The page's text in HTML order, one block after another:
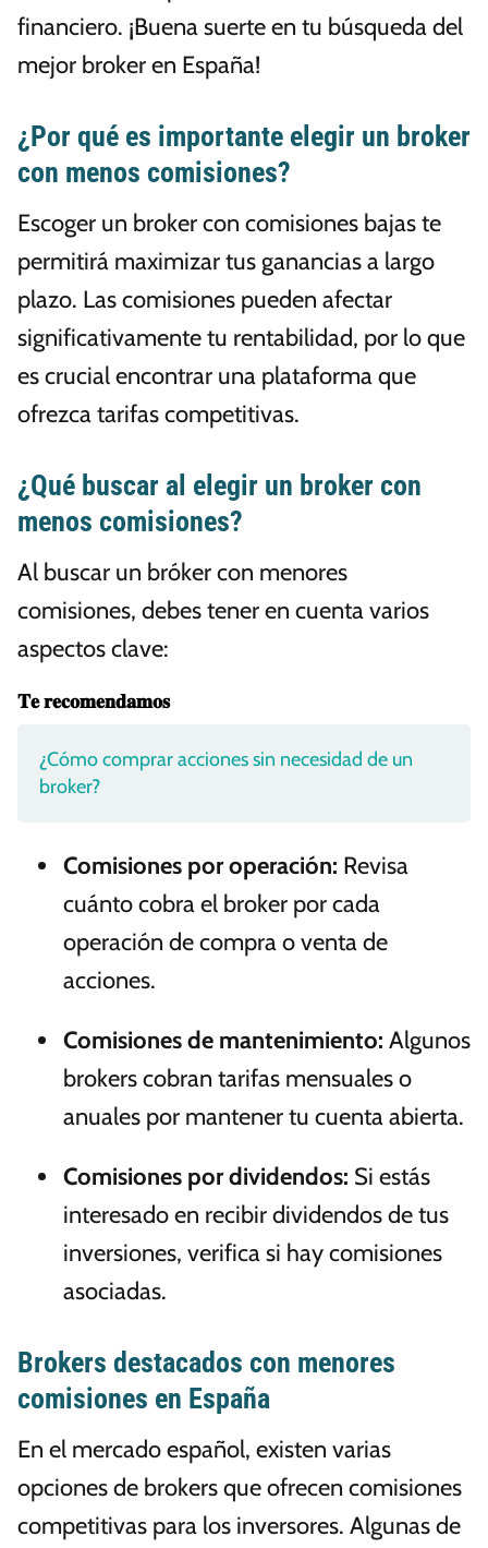
financiero. ¡Buena suerte en tu búsqueda del
mejor broker en España!
¿Por qué es importante elegir un broker
con menos comisiones?
Escoger un broker con comisiones bajas te
permitirá maximizar tus ganancias a largo
plazo. Las comisiones pueden afectar
significativamente tu rentabilidad, por lo que
es crucial encontrar una plataforma que
ofrezca tarifas competitivas.
¿Qué buscar al elegir un broker con
menos comisiones?
Al buscar un bróker con menores
comisiones, debes tener en cuenta varios
aspectos clave:
𝐓𝐞 𝐫𝐞𝐜𝐨𝐦𝐞𝐧𝐝𝐚𝐦𝐨𝐬
¿Cómo comprar acciones sin necesidad de un
broker?
Comisiones por operación: Revisa
cuánto cobra el broker por cada
operación de compra o venta de
acciones.
Comisiones de mantenimiento: Algunos
brokers cobran tarifas mensuales o
anuales por mantener tu cuenta abierta.
Comisiones por dividendos: Si estás
interesado en recibir dividendos de tus
inversiones, verifica si hay comisiones
asociadas.
Brokers destacados con menores
comisiones en España
En el mercado español, existen varias
opciones de brokers que ofrecen comisiones
competitivas para los inversores. Algunas de